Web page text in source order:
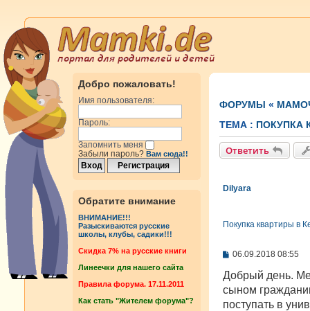
Добро пожаловать!
Имя пользователя:
Пароль:
Запомнить меня
Забыли пароль? Вам сюда!!
Обратите внимание
ВНИМАНИЕ!!!
Разыскиваются русские
школы, клубы, садики!!!
Cкидка 7% на русские книги
Линеечки для нашего сайта
Правила форума. 17.11.2011
Как стать "Жителем форума"?
ФОРУМЫ «
ТЕМА : ПОКУПКА
Ответить
Dilyara
Покупка квартиры в
С
о
б
щ
е
06.09.2018 08:55
Добрый день.
сыном
поступать в